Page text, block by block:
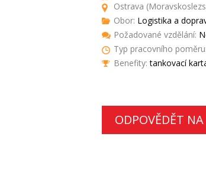
Ostrava
Obor: Logistika a
Požadované vzdělání:
Typ pracovního poměru:
Benefity: tankovací
ODPOVĚDĚT